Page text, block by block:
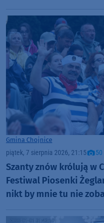
Gmina Chojnice
piątek, 7 sierpnia 2026, 21:15 50
Szanty znów królują w
Festiwal Piosenki
nikt by mnie tu nie